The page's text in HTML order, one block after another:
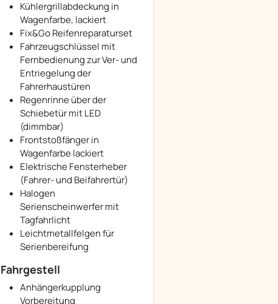
Kühlergrillabdeckung in
Wagenfarbe, lackiert
Fix&Go Reifenreparaturset
Fahrzeugschlüssel mit
Fernbedienung zur Ver- und
Entriegelung der
Fahrerhaustüren
Regenrinne über der
Schiebetür mit LED
(dimmbar)
Frontstoßfänger in
Wagenfarbe lackiert
Elektrische Fensterheber
(Fahrer- und Beifahrertür)
Halogen
Serienscheinwerfer mit
Tagfahrlicht
Leichtmetallfelgen für
Serienbereifung
Fahrgestell
Anhängerkupplung
Vorbereitung